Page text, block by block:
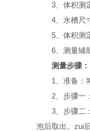
3 、体积
4 、水槽
5 、体积
6 、测量
测量步骤：
1
、准备
2 、步骤一：
3 、步骤
泡后取出。zui